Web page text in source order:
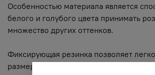
Особенностью материала является
белого и голубого цвета принимать
множество других оттенков.
Фиксирующая резинка позволяет
размер изделия.